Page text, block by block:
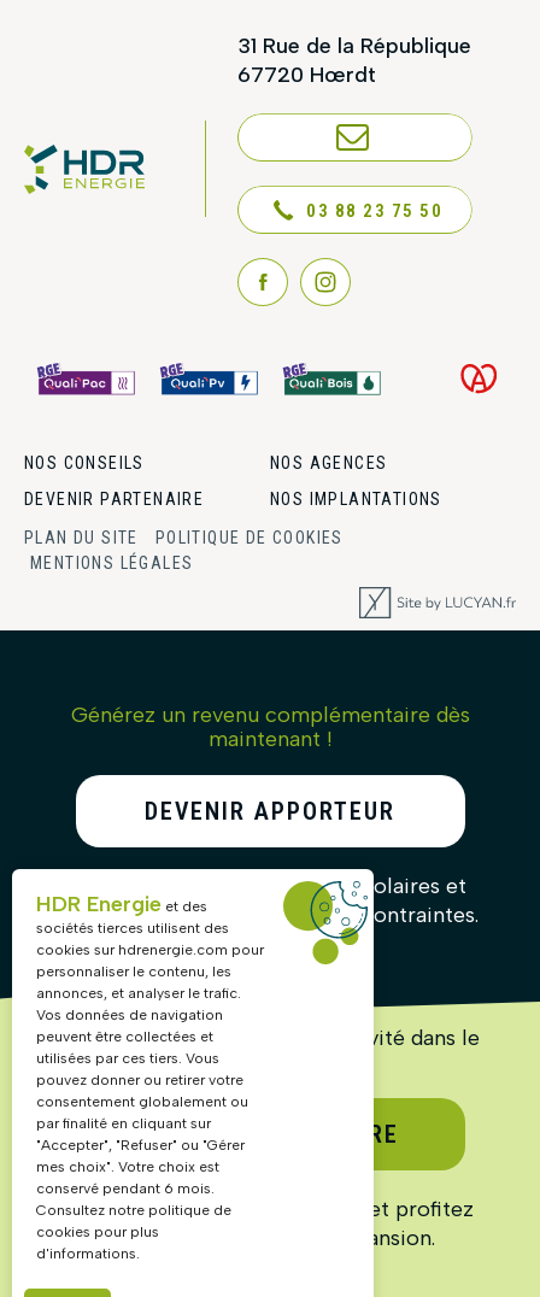
31 Rue de la République
67720 Hœrdt
NOUS CONTACTER
03 88 23 75 50
NOS CONSEILS
NOS AGENCES
DEVENIR PARTENAIRE
NOS IMPLANTATIONS
PLAN DU SITE
POLITIQUE DE COOKIES
MENTIONS LÉGALES
Générez un revenu complémentaire dès
maintenant !
DEVENIR APPORTEUR
D’AFFAIRES
Recommandez nos solutions solaires et
gagnez des commissions sans contraintes.
Lancez ou accélérez votre activité dans le
DEVENIR PARTENAIRE
Rejoignez un réseau structuré et profitez
d’un marché en pleine expansion.
HDR Energie et des
sociétés tierces utilisent des
cookies sur hdrenergie.com pour
personnaliser le contenu, les
annonces, et analyser le trafic.
Vos données de navigation
peuvent être collectées et
utilisées par ces tiers. Vous
pouvez donner ou retirer votre
consentement globalement ou
par finalité en cliquant sur
"Accepter", "Refuser" ou "Gérer
mes choix". Votre choix est
conservé pendant 6 mois.
Consultez notre politique de
cookies pour plus
d'informations.